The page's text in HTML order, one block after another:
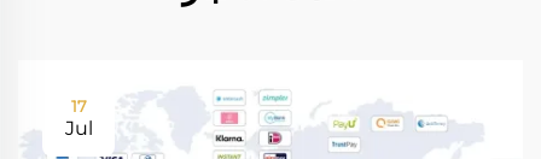
17
Jul